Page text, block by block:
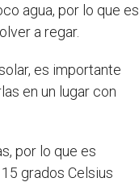
agua, por lo que es
a regar.
es importante
en un lugar con
por lo que es
grados Celsius